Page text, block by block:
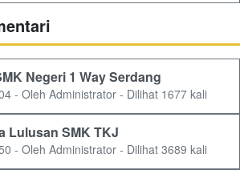
Negeri 1 Way Serdang
- Oleh Administrator - Dilihat 1677 kali
Lulusan SMK TKJ
- Oleh Administrator - Dilihat 3689 kali